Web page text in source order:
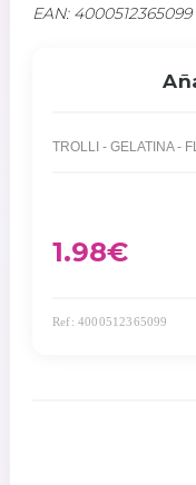
EAN: 4000512365099
1.98€
Ref: 4000512365099